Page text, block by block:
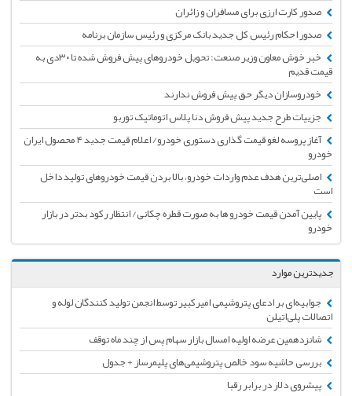
صدور کارت ارزی برای مسافران و زائران
صدور احکام رئیس کل جدید بانک مرکزی و رئیس سازمان برنامه
خبر خوش معاون وزیر صنعت: تحویل خودروهای پیش فروش شده تا ۳۰‌دی به
قیمت قدیم
خودروسازان دیگر حق پیش فروش ندارند
جزییات طرح جدید پیش فروش دنا پلاس اتوماتیک توربو
آغاز پروسه لغو قیمت گذاری دستوری خودرو/ اعلام قیمت جدید ۴ محصول ایران
خودرو
اصلی‌ترین هدف عدم واردات خودرو، بالا بردن قیمت‌ خودرو‌های تولید داخل
است
پایین آمدن قیمت خودرو ها به صورت قطره چکانی/ انتظار رکود بدتر در بازار
خودرو
جدیدترین موارد
جوابیه‌ای بر ادعای پتروشیمی امیرکبیر توسط انجمن تولید کنندگان لوله و
اتصالات پلی‌اتیلن
شانزدهمین عرضه اولیه امسال بازار سهام پس از چند ماه توقف
بررسی حاشیه سود خالص پتروشیمی‌های پلیمرساز + جدول
پیشروی دلار در برابر رقبا